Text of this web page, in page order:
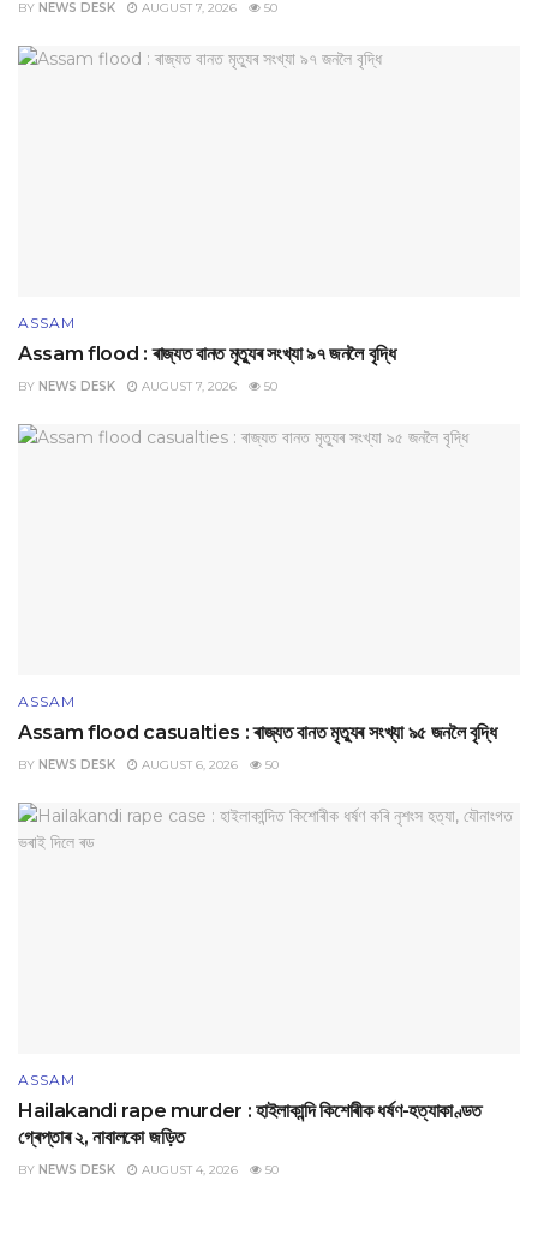
BY NEWS DESK AUGUST 7, 2026 50
ASSAM
Assam flood : ৰাজ্যত বানত মৃত্যুৰ সংখ্যা ৯৭ জনলৈ বৃদ্ধি
BY NEWS DESK AUGUST 7, 2026 50
ASSAM
Assam flood casualties : ৰাজ্যত বানত মৃত্যুৰ সংখ্যা ৯৫ জনলৈ বৃদ্ধি
BY NEWS DESK AUGUST 6, 2026 50
ASSAM
Hailakandi rape murder : হাইলাকান্দি কিশোৰীক ধৰ্ষণ-হত্যাকাণ্ডত
গ্ৰেপ্তাৰ ২, নাবালকো জড়িত
BY NEWS DESK AUGUST 4, 2026 50